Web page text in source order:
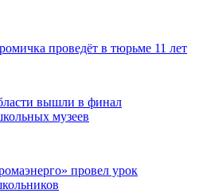
проведёт в тюрьме 11 лет
вышли в финал
музеев
провел урок